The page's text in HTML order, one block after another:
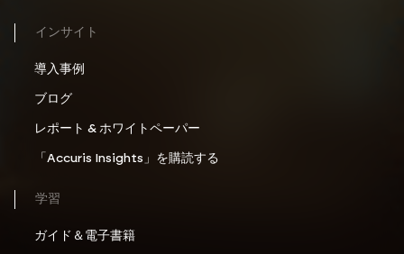
インサイト
導入事例
ブログ
レポート & ホワイトペーパー
「Accuris Insights」を購読する
学習
ガイド＆電子書籍